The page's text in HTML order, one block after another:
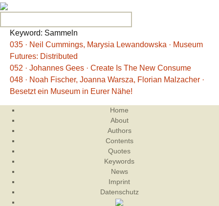
Keyword: Sammeln
035 · Neil Cummings, Marysia Lewandowska · Museum
Futures: Distributed
052 · Johannes Gees · Create Is The New Consume
048 · Noah Fischer, Joanna Warsza, Florian Malzacher ·
Besetzt ein Museum in Eurer Nähe!
Home
About
Authors
Contents
Quotes
Keywords
News
Imprint
Datenschutz